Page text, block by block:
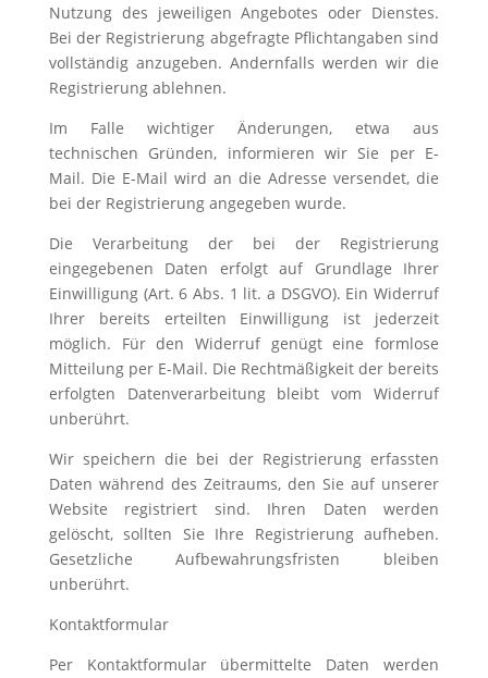
Nutzung des jeweiligen Angebotes oder Dienstes.
Bei der Registrierung abgefragte Pflichtangaben sind
vollständig anzugeben. Andernfalls werden wir die
Registrierung ablehnen.
Im Falle wichtiger Änderungen, etwa aus
technischen Gründen, informieren wir Sie per E-
Mail. Die E-Mail wird an die Adresse versendet, die
bei der Registrierung angegeben wurde.
Die Verarbeitung der bei der Registrierung
eingegebenen Daten erfolgt auf Grundlage Ihrer
Einwilligung (Art. 6 Abs. 1 lit. a DSGVO). Ein Widerruf
Ihrer bereits erteilten Einwilligung ist jederzeit
möglich. Für den Widerruf genügt eine formlose
Mitteilung per E-Mail. Die Rechtmäßigkeit der bereits
erfolgten Datenverarbeitung bleibt vom Widerruf
unberührt.
Wir speichern die bei der Registrierung erfassten
Daten während des Zeitraums, den Sie auf unserer
Website registriert sind. Ihren Daten werden
gelöscht, sollten Sie Ihre Registrierung aufheben.
Gesetzliche Aufbewahrungsfristen bleiben
unberührt.
Kontaktformular
Per Kontaktformular übermittelte Daten werden